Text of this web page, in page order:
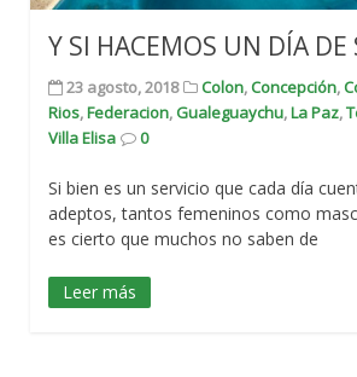
Y SI HACEMOS UN DÍA DE
23 agosto, 2018 Colon,Concepción,
Rios,Federacion, Gualeguaychu,La Paz,
Villa Elisa
0
Si bien es un servicio que cada día
adeptos, tantos femeninos como
es cierto que muchos no saben de
Leer más